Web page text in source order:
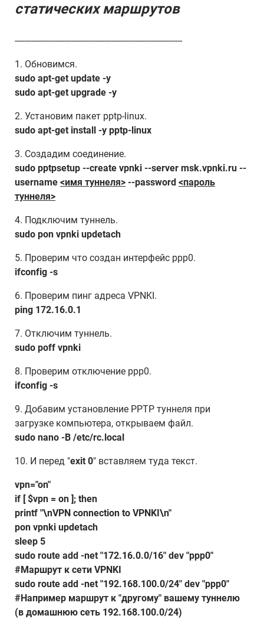
статических маршрутов
-----------------------------------------------------------------------
1. Обновимся.
sudo apt-get update -y
sudo apt-get upgrade -y
2. Установим пакет pptp-linux.
sudo apt-get install -y pptp-linux
3. Создадим соединение.
sudo pptpsetup --create vpnki --server msk.vpnki.ru --
username <имя туннеля> --password <пароль
туннеля>
4. Подключим туннель.
sudo pon vpnki updetach
5. Проверим что создан интерфейс ppp0.
ifconfig -s
6. Проверим пинг адреса VPNKI.
ping 172.16.0.1
7. Отключим туннель.
sudo poff vpnki
8. Проверим отключение ppp0.
ifconfig -s
9. Добавим установление PPTP туннеля при
загрузке компьютера, открываем файл.
sudo nano -B /etc/rc.local
10. И перед "exit 0" вставляем туда текст.
vpn="on"
if [ $vpn = on ]; then
printf "\nVPN connection to VPNKI\n"
pon vpnki updetach
sleep 5
sudo route add -net "172.16.0.0/16" dev "ppp0"
#Маршрут к сети VPNKI
sudo route add -net "192.168.100.0/24" dev "ppp0"
#Например маршрут к "другому" вашему туннелю
(в домашнюю сеть 192.168.100.0/24)